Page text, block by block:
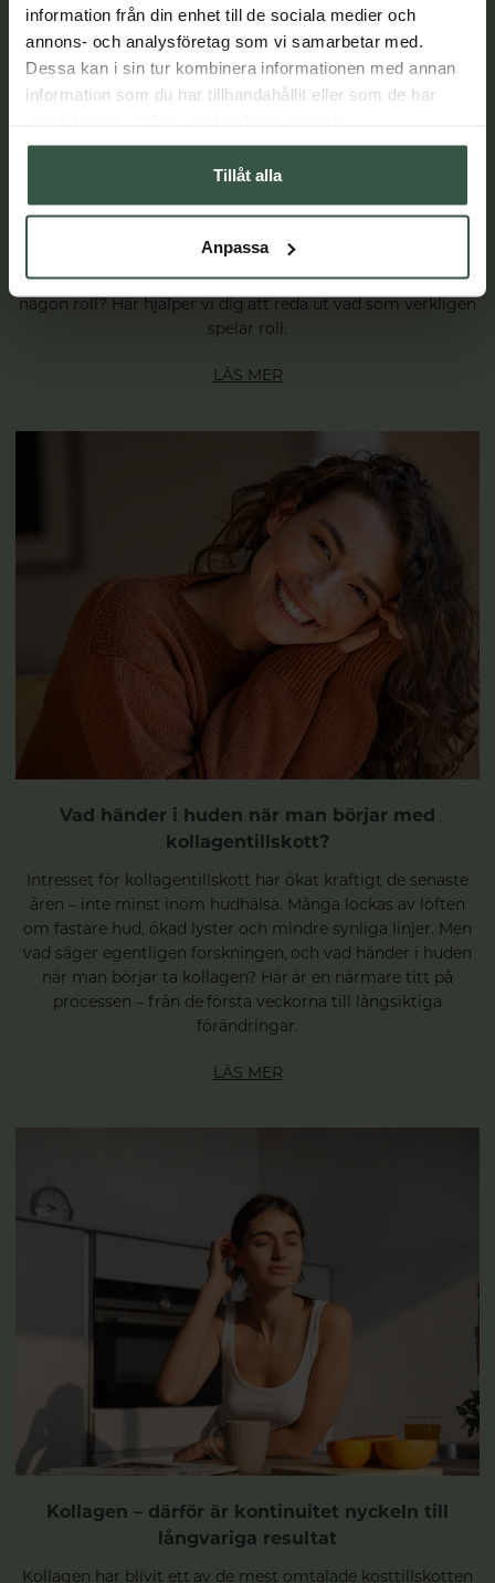
information från din enhet till de sociala medier och
annons- och analysföretag som vi samarbetar med.
Dessa kan i sin tur kombinera informationen med annan
information som du har tillhandahållit eller som de har
Tillåt alla
Anpassa
Guide i kollagendjungeln – så väljer du rätt
de senaste åren – och det är inte svårt att förstå varför. Som
kroppens vanligaste protein spelar kollagen en central roll
egentligen begrepp som kollagenpeptider, hydrolyserat
kollagen och dalton? Och spelar kollagentyp verkligen
någon roll? Här hjälper vi dig att reda ut vad som verkligen
spelar roll.
LÄS MER
Vad händer i huden när man börjar med
kollagentillskott?
Intresset för kollagentillskott har ökat kraftigt de senaste
åren – inte minst inom hudhälsa. Många lockas av löften
om fastare hud, ökad lyster och mindre synliga linjer. Men
vad säger egentligen forskningen, och vad händer i huden
när man börjar ta kollagen? Här är en närmare titt på
processen – från de första veckorna till långsiktiga
förändringar.
LÄS MER
Kollagen – därför är kontinuitet nyckeln till
långvariga resultat
Kollagen har blivit ett av de mest omtalade kosttillskotten